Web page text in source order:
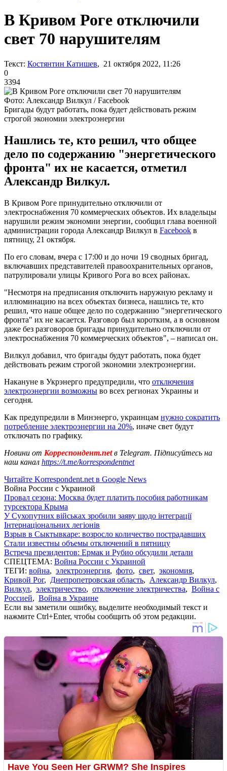
В Кривом Роге отключили
свет 70 нарушителям
Текст: Костянтин Катишев, 21 октября 2022, 11:26
0
3394
Фото: Александр Вилкул / Facebook
Бригады будут работать, пока будет действовать режим
строгой экономии электроэнергии
Нашлись те, кто решил, что общее
дело по содержанию "энергетического
фронта" их не касается, отметил
Александр Вилкул.
В Кривом Роге принудительно отключили от
электроснабжения 70 коммерческих объектов. Их владельцы
нарушили режим экономии энергии, сообщил глава военной
администрации города Александр Вилкул в Facebook в
пятницу, 21 октября.
По его словам, вчера с 17:00 и до ночи 19 сводных бригад,
включавших представителей правоохранительных органов,
патрулировали улицы Кривого Рога во всех районах.
"Несмотря на предписания отключить наружную рекламу и
иллюминацию на всех объектах бизнеса, нашлись те, кто
решил, что наше общее дело по содержанию "энергетического
фронта" их не касается. Разговор был коротким, а в основном
даже без разговоров бригады принудительно отключили от
электроснабжения 70 коммерческих объектов", – написал он.
Вилкул добавил, что бригады будут работать, пока будет
действовать режим строгой экономии электроэнергии.
Накануне в Укрэнерго предупредили, что отключения
электроэнергии возможны во всех регионах Украины и
сегодня.
Как предупредили в Минэнерго, украинцам нужно сократить
потребление электроэнергии на 20%, иначе свет будут
отключать по графику.
Новини от Корреспондент.netв Telegram. Підписуйтесь на
наш канал https://t.me/korrespondentnet
Читайте Korrespondent.net в Google News
Война России с Украиной
Провал сезона: Москва будет платить пособия работникам
турсектора Крыма
У Сухопутних військах зробили заяву щодо інтеграції
Інтернаціональних легіонів
Взрыв в Сыктывкаре: возросло количество пострадавших
Стали известны объемы отключений в пятницу
Встреча президентов: Ермак и Рубио обсудили детали
СПЕЦТЕМА: Война России с Украиной
ТЕГИ: война, электроэнергия, фото, свет, экономия,
Кривой Рог, Днепропетровская область, Александр Вилкул,
Вилкул, электричество, отключение электричества, Война с
Россией, Война в Украине
Если вы заметили ошибку, выделите необходимый текст и
нажмите Ctrl+Enter, чтобы сообщить об этом редакции.